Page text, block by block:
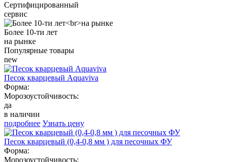
Сертифицированный
сервис
Более 10-ти лет
на рынке
Популярные товары
new
Песок кварцевый Aquaviva
Форма:
Морозоустойчивость:
да
в наличии
подробнее Узнать цену
Песок кварцевый (0,4-0,8 мм ) для песочных ФУ
Форма:
Морозоустойчивость: